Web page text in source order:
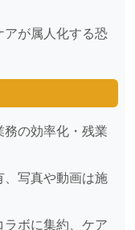
アが属人化する恐
務の効率化・残業
、写真や動画は施
ボに集約、ケア